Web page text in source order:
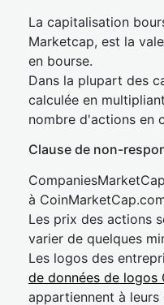
La capitalisation
Marketcap, est la
en bourse.
Dans la plupart des
calculée en
nombre d'actions en
Clause de non-
à
Les prix des actions
varier de quelques
Les logos des
de données de logos
appartiennent à